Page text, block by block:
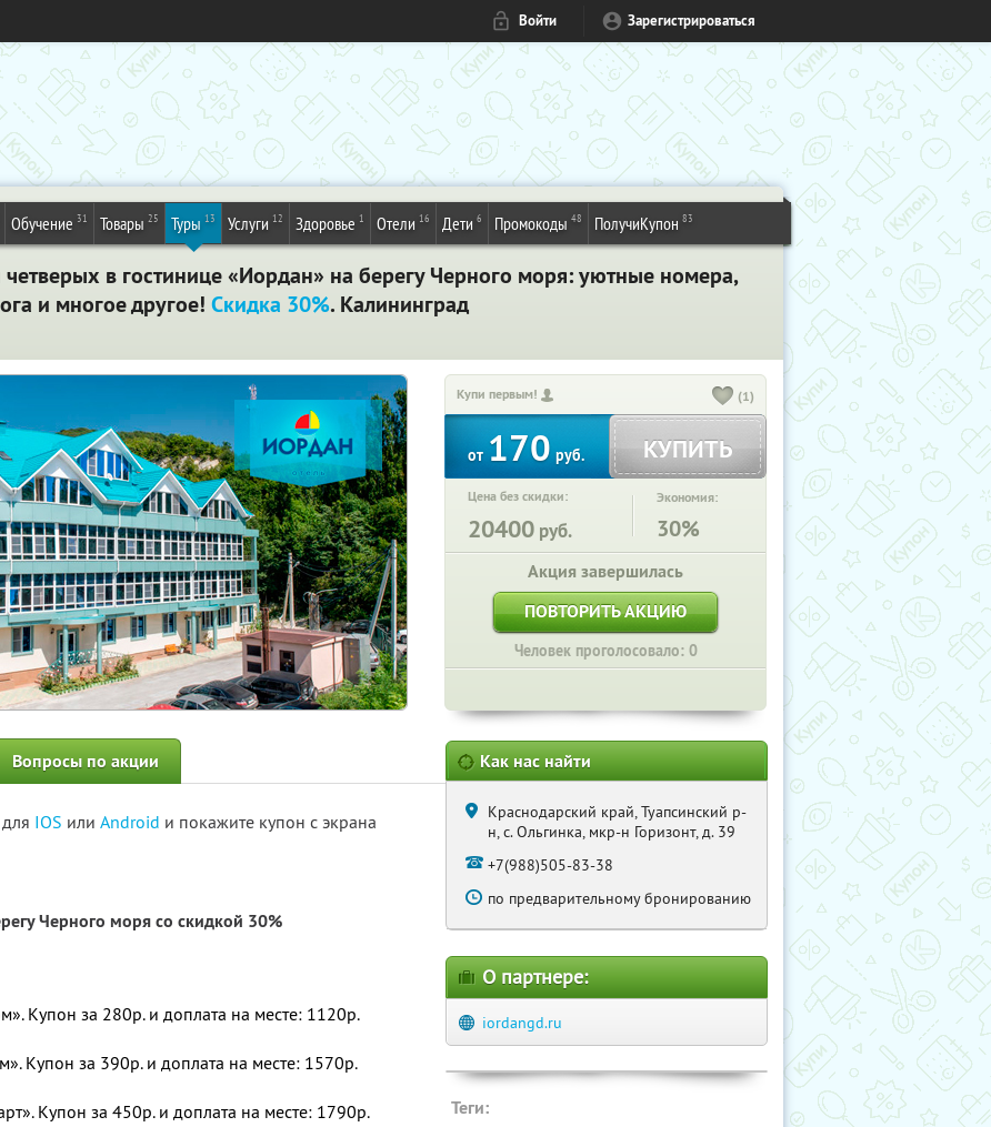
Войти Зарегистрироваться
Обучение 31 Товары 25 Туры 13 Услуги 12 Здоровье 1 Отели 16 Дети 6 Промокоды 48 ПолучиКупон 83
в гостинице «Иордан» на берегу Черного моря: уютные номера,
и многое другое! Скидка 30%. Калининград
Купи первым! (1)
от170руб. КУПИТЬ
Цена без скидки:
20400 руб.
Экономия:
30%
Акция завершилась
ПОВТОРИТЬ АКЦИЮ
Человек проголосовало: 0
Вопросы по акции
IOS или Android и покажите купон с экрана
Черного моря со скидкой 30%
Купон за 280р. и доплата на месте: 1120р.
Купон за 390р. и доплата на месте: 1570р.
Купон за 450р. и доплата на месте: 1790р.
Как нас найти
Краснодарский край, Туапсинский р-
н, с. Ольгинка, мкр-н Горизонт, д. 39
+7(988)505-83-38
по предварительному бронированию
О партнере:
iordangd.ru
Теги: